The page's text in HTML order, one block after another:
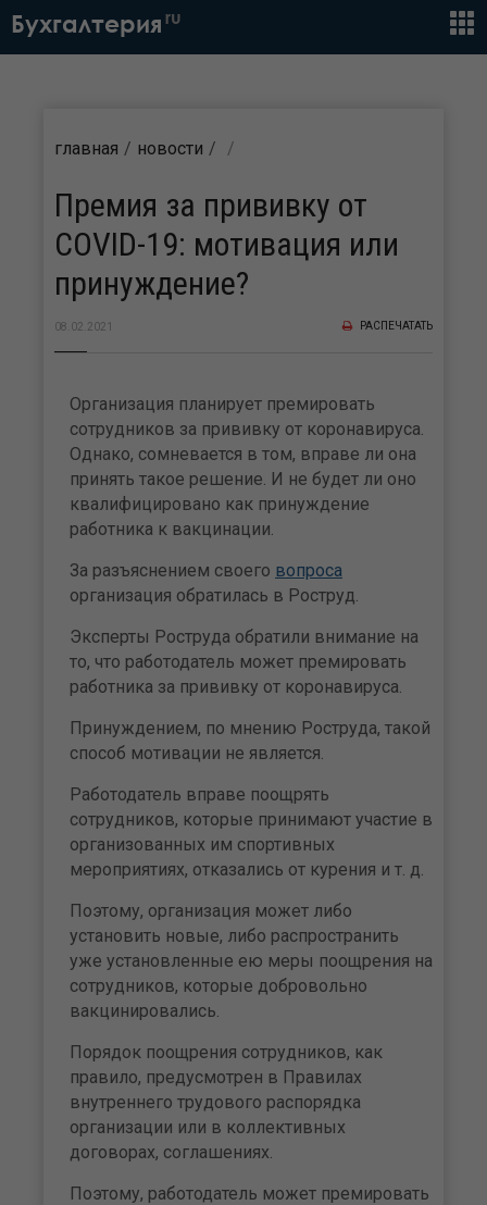
Бухгалтерия ru
главная новости
Премия за прививку от
COVID-19: мотивация или
принуждение?
08.02.2021 РАСПЕЧАТАТЬ
Организация планирует премировать
сотрудников за прививку от коронавируса.
Однако, сомневается в том, вправе ли она
принять такое решение. И не будет ли оно
квалифицировано как принуждение
работника к вакцинации.
За разъяснением своего вопроса
организация обратилась в Роструд.
Эксперты Роструда обратили внимание на
то, что работодатель может премировать
работника за прививку от коронавируса.
Принуждением, по мнению Роструда, такой
способ мотивации не является.
Работодатель вправе поощрять
сотрудников, которые принимают участие в
организованных им спортивных
мероприятиях, отказались от курения и т. д.
Поэтому, организация может либо
установить новые, либо распространить
уже установленные ею меры поощрения на
сотрудников, которые добровольно
вакцинировались.
Порядок поощрения сотрудников, как
правило, предусмотрен в Правилах
внутреннего трудового распорядка
организации или в коллективных
договорах, соглашениях.
Поэтому, работодатель может премировать